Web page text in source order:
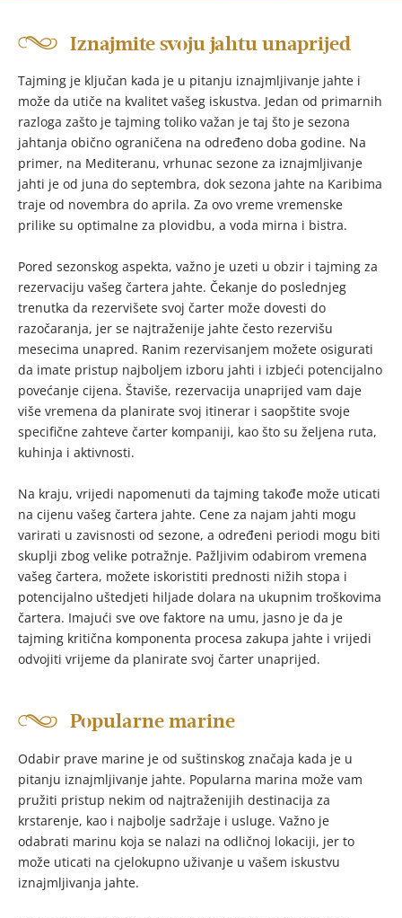
Iznajmite svoju jahtu unaprijed
Tajming je ključan kada je u pitanju iznajmljivanje jahte i
može da utiče na kvalitet vašeg iskustva. Jedan od primarnih
razloga zašto je tajming toliko važan je taj što je sezona
jahtanja obično ograničena na određeno doba godine. Na
primer, na Mediteranu, vrhunac sezone za iznajmljivanje
jahti je od juna do septembra, dok sezona jahte na Karibima
traje od novembra do aprila. Za ovo vreme vremenske
prilike su optimalne za plovidbu, a voda mirna i bistra.
Pored sezonskog aspekta, važno je uzeti u obzir i tajming za
rezervaciju vašeg čartera jahte. Čekanje do poslednjeg
trenutka da rezervišete svoj čarter može dovesti do
razočaranja, jer se najtraženije jahte često rezervišu
mesecima unapred. Ranim rezervisanjem možete osigurati
da imate pristup najboljem izboru jahti i izbjeći potencijalno
povećanje cijena. Štaviše, rezervacija unaprijed vam daje
više vremena da planirate svoj itinerar i saopštite svoje
specifične zahteve čarter kompaniji, kao što su željena ruta,
kuhinja i aktivnosti.
Na kraju, vrijedi napomenuti da tajming takođe može uticati
na cijenu vašeg čartera jahte. Cene za najam jahti mogu
varirati u zavisnosti od sezone, a određeni periodi mogu biti
skuplji zbog velike potražnje. Pažljivim odabirom vremena
vašeg čartera, možete iskoristiti prednosti nižih stopa i
potencijalno uštedjeti hiljade dolara na ukupnim troškovima
čartera. Imajući sve ove faktore na umu, jasno je da je
tajming kritična komponenta procesa zakupa jahte i vrijedi
odvojiti vrijeme da planirate svoj čarter unaprijed.
Popularne marine
Odabir prave marine je od suštinskog značaja kada je u
pitanju iznajmljivanje jahte. Popularna marina može vam
pružiti pristup nekim od najtraženijih destinacija za
krstarenje, kao i najbolje sadržaje i usluge. Važno je
odabrati marinu koja se nalazi na odličnoj lokaciji, jer to
može uticati na cjelokupno uživanje u vašem iskustvu
iznajmljivanja jahte.